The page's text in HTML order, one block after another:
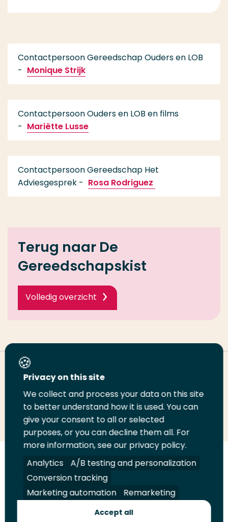
Contactpersoon Gereedschap Ouders en LOB
- Monique Strijk
Contactpersoon Ouders en LOB en films
- Mariëtte Lusse
Contactpersoon Gereedschap Het
Adviesgesprek - Rosa Rodriguez
Terug naar De
Gereedschapskist
Volledig overzicht
Deel deze pagina
Deel
LinkedIn
Deel
op
Twitter
Deel
op
Facebook
Email
deze
pagina
Print
deze
pagina
Volg
ons
op
LinkedIn
Volg
ons
op
Facebook
Volg
ons
op
YouTube
Volg
ons
op
Instagram
Juridisch Security A-Z Index
Contact
Privacy on this site
We collect and process your data on this site
to better understand how it is used. You can
give your consent to all or selected
purposes, or you can decline them all. For
more information, see our privacy policy.
Analytics
A/B testing and personalization
Conversion tracking
Marketing automation
Remarketing
Accept all